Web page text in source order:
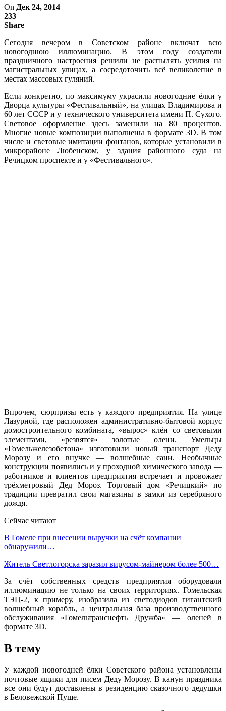
On Дек 24, 2014
233
Share
Сегодня вечером в Со­ветском районе включат всю
новогоднюю иллю­минацию. В этом году соз­датели
праздничного на­строения решили не рас­пылять усилия на
маги­стральных улицах, а со­средоточить всё велико­лепие в
местах массовых гуляний.
Если конкретно, по максимуму украсили но­вогодние ёлки у
Двор­ца культуры «Фестиваль­ный», на улицах Влади­мирова и
60 лет СССР и у технического универси­тета имени П. Сухого.
Све­товое оформление здесь заменили на 80 процен­тов.
Многие новые компо­зиции выполнены в фор­мате 3D. В том
числе и световые имитации фон­танов, которые установи­ли в
микрорайоне Любен­ском, у здания районно­го суда на
Речицком про­спекте и у «Фестиваль­ного».
Впрочем, сюрпри­зы есть у каждого пред­приятия. На улице
Ла­зурной, где расположен административно-бытовой корпус
домостроительно­го комбината, «вырос» клён со световыми
эле­ментами, «резвятся» зо­лотые олени. Умельцы
«Гомельжелезобетона» изготовили новый транс­порт Деду
Морозу и его внучке — волшебные са­ни. Необычные
конструк­ции появились и у про­ходной химического за­вода —
работников и кли­ентов предприятия встре­чает и провожает
трёхме­тровый Дед Мороз. Торго­вый дом «Речицкий» по
традиции превратил свои магазины в замки из сере­бряного
дождя.
Сейчас читают
В Гомеле при внесении выручки на счёт компании
обнаружили…
Житель Светлогорска заразил вирусом-майнером более 500…
За счёт собственных средств предприятия обо­рудовали
иллюминацию не только на своих тер­риториях. Гомельская
ТЭЦ-2, к примеру, изо­бразила из светодиодов гигантский
волшебный корабль, а центральная база производственного
обслуживания «Гомель­транснефть Дружба» — оленей в
формате 3D.
В тему
У каждой новогодней ёлки Советского района установлены
почтовые ящики для писем Деду Морозу. В канун празд­ника
все они будут до­ставлены в резиденцию сказочного дедушки
в Беловежской Пуще.